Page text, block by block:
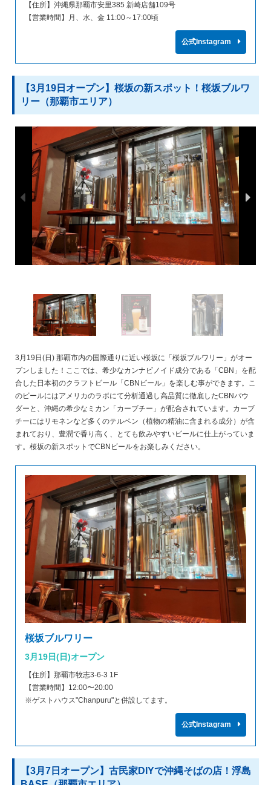
【住所】沖縄県那覇市安里385 新崎店舗109号
【営業時間】月、水、金 11:00～17:00頃
公式Instagram
【3月19日オープン】桜坂の新スポット！桜坂ブルワ
リー（那覇市エリア）
3月19日(日) 那覇市内の国際通りに近い桜坂に「桜坂ブルワリー」がオー
プンしました！ここでは、希少なカンナビノイド成分である「CBN」を配
合した日本初のクラフトビール「CBNビール」を楽しむ事ができます。こ
のビールにはアメリカのラボにて分析通過し高品質に徹底したCBNパウ
ダーと、沖縄の希少なミカン「カーブチー」が配合されています。カーブ
チーにはリモネンなど多くのテルペン（植物の精油に含まれる成分）が含
まれており、豊潤で香り高く、とても飲みやすいビールに仕上がっていま
す。桜坂の新スポットでCBNビールをお楽しみください。
桜坂ブルワリー
3月19日(日)オープン
【住所】那覇市牧志3-6-3 1F
【営業時間】12:00〜20:00
※ゲストハウス"Chanpuru"と併設してます。
公式Instagram
【3月7日オープン】古民家DIYで沖縄そばの店！浮島